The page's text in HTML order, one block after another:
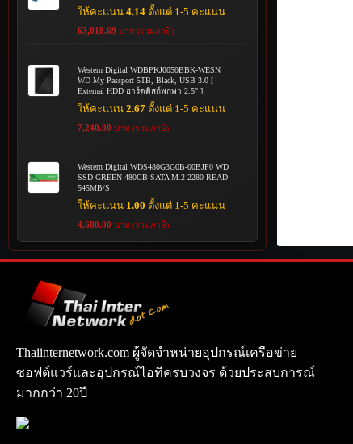
ให้คะแนน4.14 ตั้งแต่ 1-5 คะแนน
63,018.69 บาท (รวมภาษี)
Western Digital WDBPKJ0050BBK-WESN
WD My Passport 5TB, Black, USB 3.0 [
External HDD ฮาร์ดดิสก์พกพา 2.5" ]
ให้คะแนน2.67 ตั้งแต่ 1-5 คะแนน
7,240.00 บาท (รวมภาษี)
Western Digital WDS480G3G0B-00BJF0 WD
SSD GREEN 480GB SATA M.2 2280 READ
545MB/S
ให้คะแนน 1.00 ตั้งแต่ 1-5 คะแนน
4,680.00 บาท (รวมภาษี)
Thaiinternetwork.com ผู้จัดจำหน่ายอุปกรณ์เครือข่าย
ซอฟต์แวร์และอุปกรณ์ไอทีครบวงจร ด้วยประสบการณ์
มากกว่า 20ปี